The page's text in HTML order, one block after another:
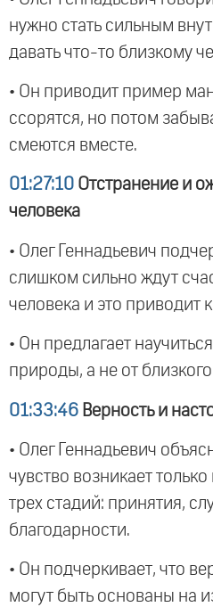
нужно стать сильным
давать что-то близкому
• Он приводит пример
ссорятся, но потом
смеются вместе.
01:27:10 Отстранение и
человека
• Олег Геннадьевич
слишком сильно ждут
человека и это приводит
• Он предлагает
природы, а не от
01:33:46 Верность и
• Олег Геннадьевич
чувство возникает
трех стадий: принятия,
благодарности.
• Он подчеркивает, что
могут быть основаны на